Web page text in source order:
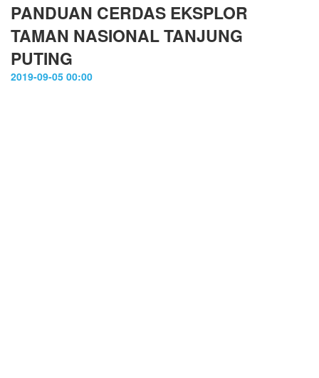
PANDUAN CERDAS EKSPLOR
TAMAN NASIONAL TANJUNG
PUTING
2019-09-05 00:00